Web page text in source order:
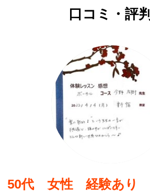
口コミ・評判
50代 女性 経験あり